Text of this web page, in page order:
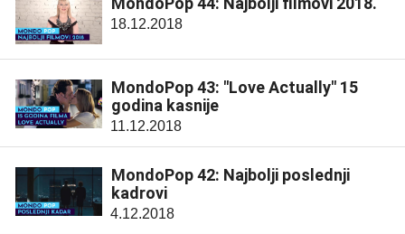
18.12.2018
MondoPop 43: "Love Actually" 15
godina kasnije
11.12.2018
MondoPop 42: Najbolji poslednji
kadrovi
4.12.2018